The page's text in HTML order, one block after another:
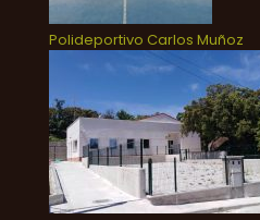
Polideportivo Carlos Muñoz